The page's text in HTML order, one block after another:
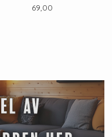
Pris
69,00